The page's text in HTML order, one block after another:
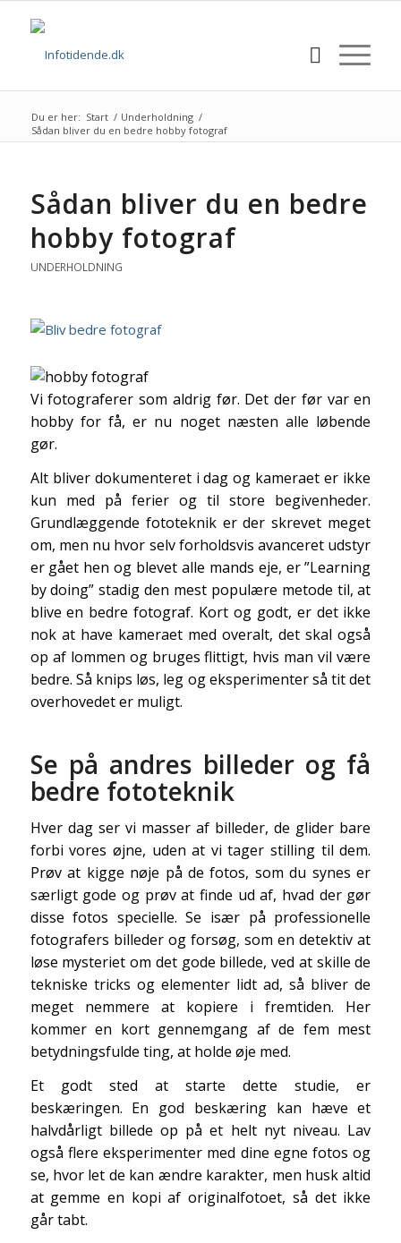
Du er her: Start / Underholdning /
Sådan bliver du en bedre hobby fotograf
Sådan bliver du en bedre
hobby fotograf
UNDERHOLDNING
Vi fotograferer som aldrig før. Det der før var en
hobby for få, er nu noget næsten alle løbende
gør.
Alt bliver dokumenteret i dag og kameraet er ikke
kun med på ferier og til store begivenheder.
Grundlæggende fototeknik er der skrevet meget
om, men nu hvor selv forholdsvis avanceret udstyr
er gået hen og blevet alle mands eje, er ”Learning
by doing” stadig den mest populære metode til, at
blive en bedre fotograf. Kort og godt, er det ikke
nok at have kameraet med overalt, det skal også
op af lommen og bruges flittigt, hvis man vil være
bedre. Så knips løs, leg og eksperimenter så tit det
overhovedet er muligt.
Se på andres billeder og få
bedre fototeknik
Hver dag ser vi masser af billeder, de glider bare
forbi vores øjne, uden at vi tager stilling til dem.
Prøv at kigge nøje på de fotos, som du synes er
særligt gode og prøv at finde ud af, hvad der gør
disse fotos specielle. Se især på professionelle
fotografers billeder og forsøg, som en detektiv at
løse mysteriet om det gode billede, ved at skille de
tekniske tricks og elementer lidt ad, så bliver de
meget nemmere at kopiere i fremtiden. Her
kommer en kort gennemgang af de fem mest
betydningsfulde ting, at holde øje med.
Et godt sted at starte dette studie, er
beskæringen. En god beskæring kan hæve et
halvdårligt billede op på et helt nyt niveau. Lav
også flere eksperimenter med dine egne fotos og
se, hvor let de kan ændre karakter, men husk altid
at gemme en kopi af originalfotoet, så det ikke
går tabt.